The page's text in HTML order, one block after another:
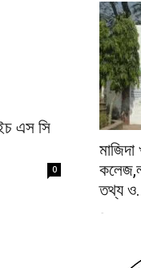
এস সি
0
তথ্য
-